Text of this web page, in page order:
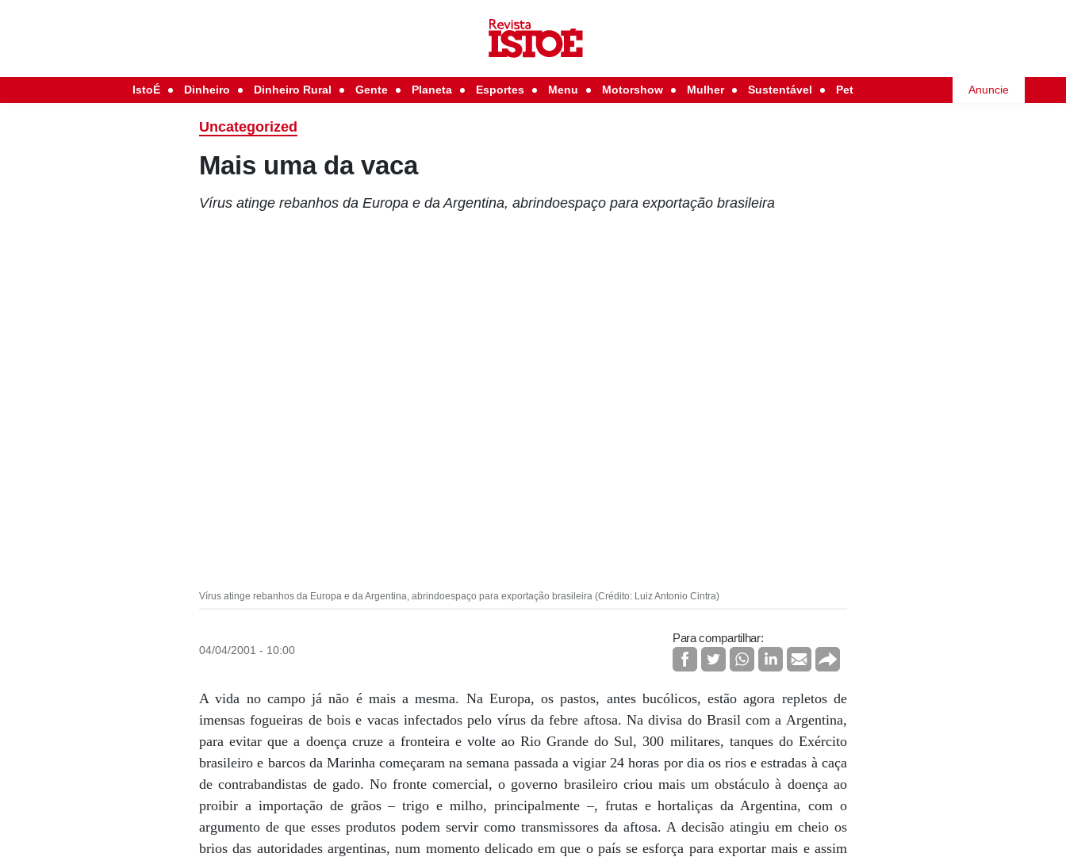
IstoÉ Dinheiro Dinheiro Rural Gente Planeta Esportes Menu Motorshow Mulher Sustentável Pet Anuncie
Uncategorized
Mais uma da vaca
Vírus atinge rebanhos da Europa e da Argentina, abrindoespaço para exportação brasileira
Vírus atinge rebanhos da Europa e da Argentina, abrindoespaço para exportação brasileira (Crédito: Luiz Antonio Cintra)
04/04/2001 - 10:00
Para compartilhar:
A vida no campo já não é mais a mesma. Na Europa, os pastos, antes bucólicos, estão agora repletos de
imensas fogueiras de bois e vacas infectados pelo vírus da febre aftosa. Na divisa do Brasil com a Argentina,
para evitar que a doença cruze a fronteira e volte ao Rio Grande do Sul, 300 militares, tanques do Exército
brasileiro e barcos da Marinha começaram na semana passada a vigiar 24 horas por dia os rios e estradas à caça
de contrabandistas de gado. No fronte comercial, o governo brasileiro criou mais um obstáculo à doença ao
proibir a importação de grãos – trigo e milho, principalmente –, frutas e hortaliças da Argentina, com o
argumento de que esses produtos podem servir como transmissores da aftosa. A decisão atingiu em cheio os
brios das autoridades argentinas, num momento delicado em que o país se esforça para exportar mais e assim